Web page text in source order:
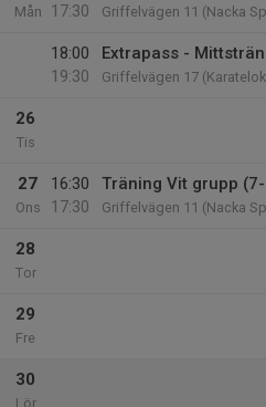
Mån
17:30
Griffelvägen 11 (Nacka
18:00
19:30
Extrapass -
Griffelvägen 17
26
Tis
27
Ons
16:30
17:30
Träning Vit grupp
Griffelvägen 11 (Nacka
28
Tor
29
Fre
30
Lör